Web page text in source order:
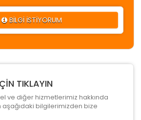
BİLGİ İSTİYORUM
TIKLAYIN
ve diğer hizmetlerimiz hakkında
bilgilerimizden bize